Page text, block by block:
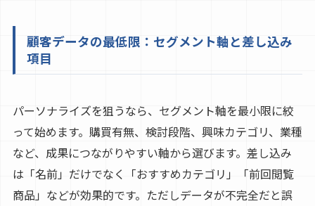
顧客データの最低限：セグメント軸と差し込み
項目
パーソナライズを狙うなら、セグメント軸を最小限に絞
って始めます。購買有無、検討段階、興味カテゴリ、業種
など、成果につながりやすい軸から選びます。差し込み
は「名前」だけでなく「おすすめカテゴリ」「前回閲覧
商品」などが効果的です。ただしデータが不完全だと誤